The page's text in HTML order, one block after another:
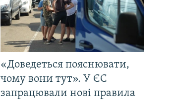
«Доведеться пояснювати,
чому вони тут». У ЄС
запрацювали нові правила